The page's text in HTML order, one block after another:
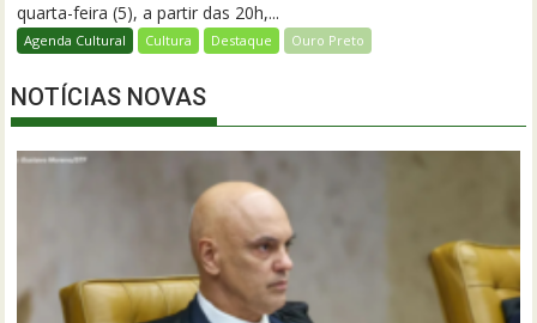
quarta-feira (5), a partir das 20h,...
Agenda Cultural Cultura Destaque Ouro Preto
NOTÍCIAS NOVAS